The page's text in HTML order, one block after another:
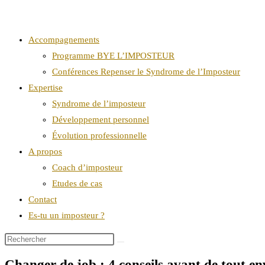
Accompagnements
Programme BYE L’IMPOSTEUR
Conférences Repenser le Syndrome de l’Imposteur
Expertise
Syndrome de l’imposteur
Développement personnel
Évolution professionnelle
A propos
Coach d’imposteur
Etudes de cas
Contact
Es-tu un imposteur ?